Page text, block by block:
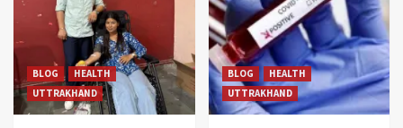
BLOG
HEALTH
UTTRAKHAND
BLOG
HEALTH
UTTRAKHAND